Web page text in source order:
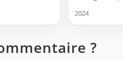
2024
?